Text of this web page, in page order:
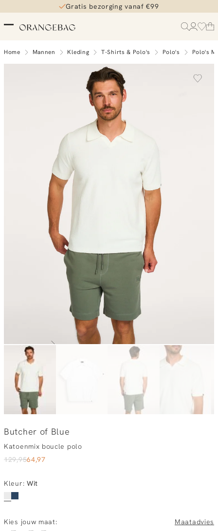
Gratis bezorging vanaf €99
Home Mannen Kleding T-Shirts & Polo's Polo's Polo's
Butcher of Blue
Katoenmix boucle polo
129,9564,97
Kleur: Wit
Kies jouw maat:
Maatadvies